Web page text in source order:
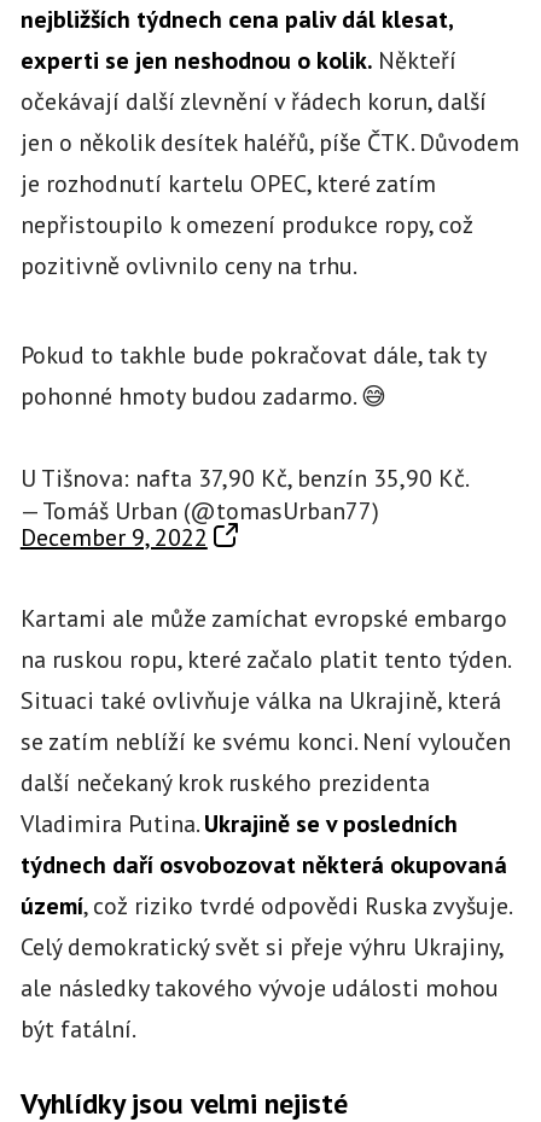
nejbližších týdnech cena paliv dál klesat,
experti se jen neshodnou o kolik. Někteří
očekávají další zlevnění v řádech korun, další
jen o několik desítek haléřů, píše ČTK. Důvodem
je rozhodnutí kartelu OPEC, které zatím
nepřistoupilo k omezení produkce ropy, což
pozitivně ovlivnilo ceny na trhu.
Pokud to takhle bude pokračovat dále, tak ty
pohonné hmoty budou zadarmo. 😅
U Tišnova: nafta 37,90 Kč, benzín 35,90 Kč.
— Tomáš Urban (@tomasUrban77)
December 9, 2022
Kartami ale může zamíchat evropské embargo
na ruskou ropu, které začalo platit tento týden.
Situaci také ovlivňuje válka na Ukrajině, která
se zatím neblíží ke svému konci. Není vyloučen
další nečekaný krok ruského prezidenta
Vladimira Putina.Ukrajině se v posledních
týdnech daří osvobozovat některá okupovaná
území, což riziko tvrdé odpovědi Ruska zvyšuje.
Celý demokratický svět si přeje výhru Ukrajiny,
ale následky takového vývoje události mohou
být fatální.
Vyhlídky jsou velmi nejisté